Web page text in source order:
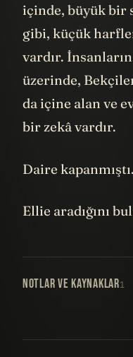
içinde, büyük bir
gibi, küçük
vardır.
üzerinde,
da içine alan ve
bir zekâ vardır.
Daire kapanmıştı.
Ellie aradığını
NOTLAR VE KAYNAKLAR1